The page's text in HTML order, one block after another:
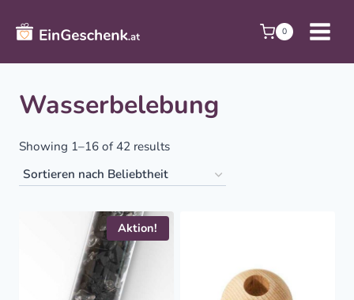
Inhalt
springen
0
Wasserbelebung
Showing 1–16 of 42 resultsSorted
Aktion!